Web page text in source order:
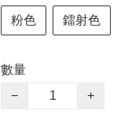
粉色 鐳射色
數量
−
+